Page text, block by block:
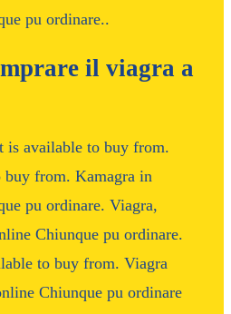
pu ordinare..
il viagra a
is available to buy from.
buy from. Kamagra in
pu ordinare. Viagra,
Chiunque pu ordinare.
to buy from. Viagra
Chiunque pu ordinare